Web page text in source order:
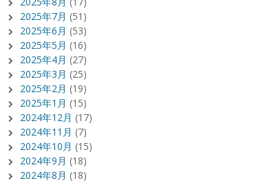
2025年7月 (51)
2025年6月 (53)
2025年5月 (16)
2025年4月 (27)
2025年3月 (25)
2025年2月 (19)
2025年1月 (15)
2024年12月 (17)
2024年11月 (7)
2024年10月 (15)
2024年9月 (18)
2024年8月 (18)